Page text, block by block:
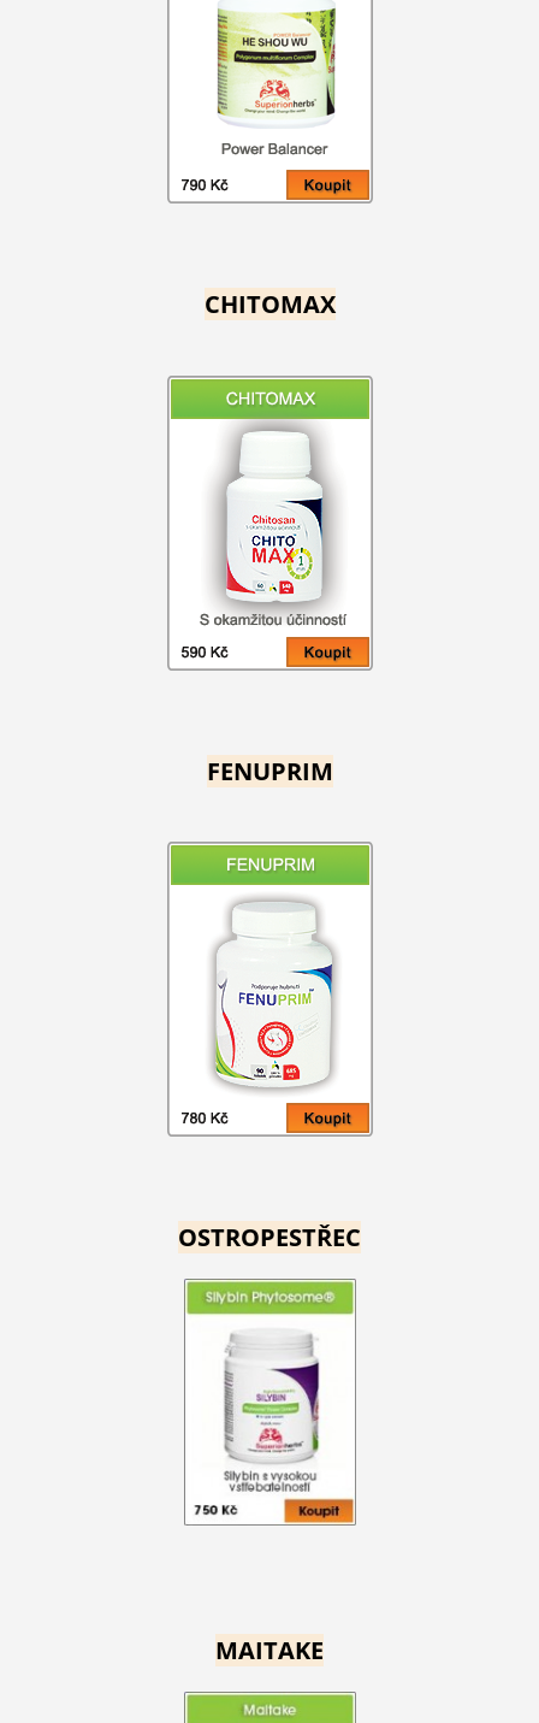
CHITOMAX
FENUPRIM
OSTROPESTŘEC
MAITAKE